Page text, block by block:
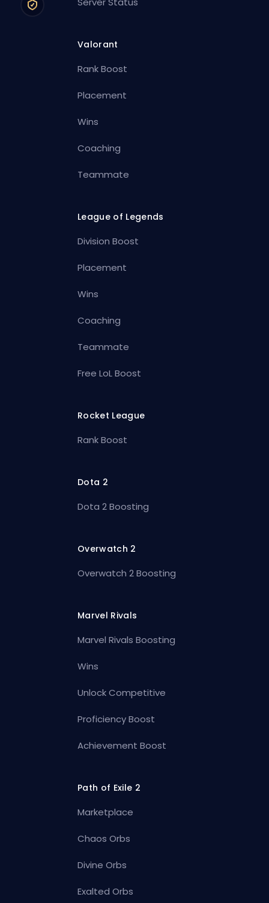
Valorant
Rank Boost
Placement
Wins
Coaching
Teammate
League of Legends
Division Boost
Placement
Wins
Coaching
Teammate
Free LoL Boost
Rocket League
Rank Boost
Dota 2
Dota 2 Boosting
Overwatch 2
Overwatch 2 Boosting
Marvel Rivals
Marvel Rivals Boosting
Wins
Unlock Competitive
Proficiency Boost
Achievement Boost
Path of Exile 2
Marketplace
Chaos Orbs
Divine Orbs
Exalted Orbs